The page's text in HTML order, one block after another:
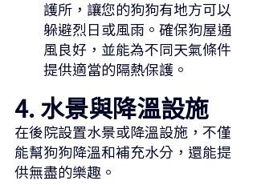
護所，讓您的狗狗有地方可以
躲避烈日或風雨。確保狗屋通
風良好，並能為不同天氣條件
提供適當的隔熱保護。
4. 水景與降溫設施
在後院設置水景或降溫設施，不僅
能幫狗狗降溫和補充水分，還能提
供無盡的樂趣。